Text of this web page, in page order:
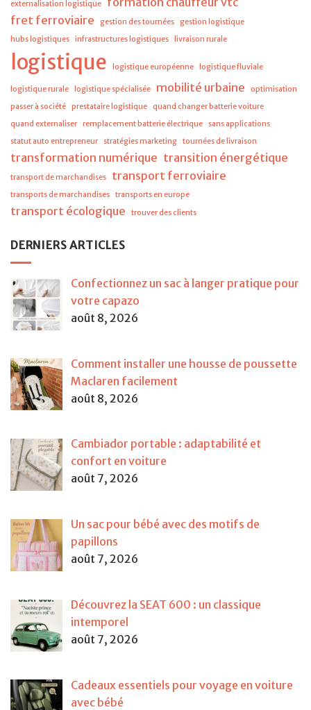
externalisation logistique
fret ferroviaire
gestion des tournées
gestion logistique
hubs logistiques
infrastructures logistiques livraison rurale
logistique logistique européenne logistique fluviale
logistique rurale logistique spécialisée mobilité urbaine
optimisation
passer à société
prestataire logistique
quand changer batterie voiture
quand externaliser
remplacement batterie électrique
sans applications
statut auto entrepreneur
stratégies marketing tournées de livraison
transformation numérique transition énergétique
transport de marchandises transport ferroviaire
transports de marchandises transports en europe
transport écologique trouver des clients
DERNIERS ARTICLES
Confectionnez un sac à langer pratique pour
votre capazo
août 8, 2026
Comment installer une housse de poussette
Maclaren facilement
août 8, 2026
Cambiador portable : adaptabilité et
confort en voiture
août 7, 2026
Un sac pour bébé avec des motifs de
papillons
août 7, 2026
Découvrez la SEAT 600 : un classique
intemporel
août 7, 2026
Cadeaux essentiels pour voyage en voiture
avec bébé